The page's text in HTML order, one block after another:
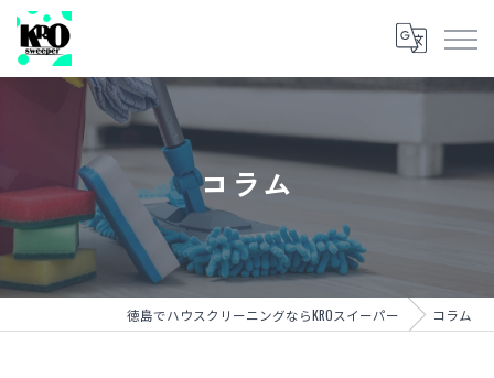
コラム
徳島でハウスクリーニングならKROスイーパー コラム